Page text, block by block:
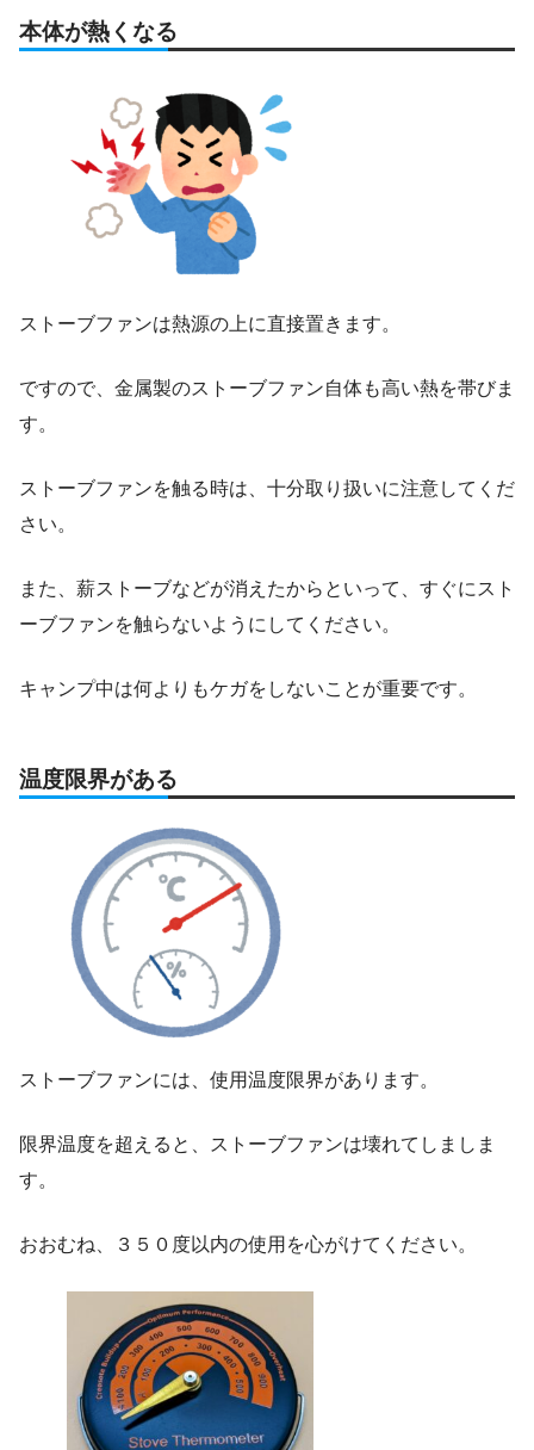
本体が熱くなる
ストーブファンは熱源の上に直接置きます。
ですので、金属製のストーブファン自体も高い熱を帯びま
す。
ストーブファンを触る時は、十分取り扱いに注意してくだ
さい。
また、薪ストーブなどが消えたからといって、すぐにスト
ーブファンを触らないようにしてください。
キャンプ中は何よりもケガをしないことが重要です。
温度限界がある
ストーブファンには、使用温度限界があります。
限界温度を超えると、ストーブファンは壊れてしましま
す。
おおむね、３５０度以内の使用を心がけてください。